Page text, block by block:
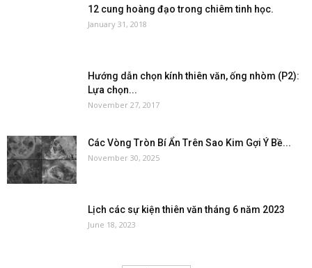
12 cung hoàng đạo trong chiêm tinh học.
January 31, 2018
Hướng dẫn chọn kính thiên văn, ống nhòm (P2):
Lựa chọn...
November 27, 2017
Các Vòng Tròn Bí Ẩn Trên Sao Kim Gợi Ý Bề...
November 30, 2025
Lịch các sự kiện thiên văn tháng 6 năm 2023
June 18, 2023